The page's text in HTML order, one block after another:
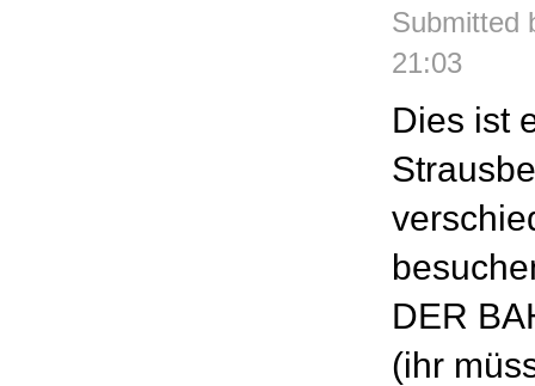
Submitted
21:03
Dies ist
DER
(ihr